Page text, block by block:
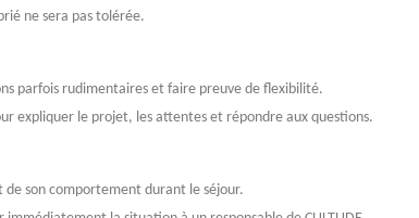
ne sera pas tolérée.
parfois rudimentaires et faire preuve de flexibilité.
expliquer le projet, les attentes et répondre aux questions.
de son comportement durant le séjour.